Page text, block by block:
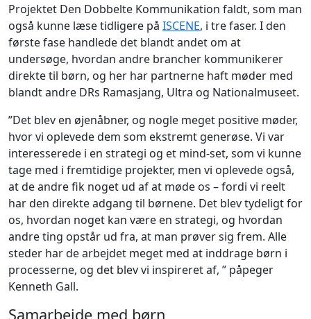
Projektet Den Dobbelte Kommunikation faldt, som man
også kunne læse tidligere på ISCENE, i tre faser. I den
første fase handlede det blandt andet om at
undersøge, hvordan andre brancher kommunikerer
direkte til børn, og her har partnerne haft møder med
blandt andre DRs Ramasjang, Ultra og Nationalmuseet.
”Det blev en øjenåbner, og nogle meget positive møder,
hvor vi oplevede dem som ekstremt generøse. Vi var
interesserede i en strategi og et mind-set, som vi kunne
tage med i fremtidige projekter, men vi oplevede også,
at de andre fik noget ud af at møde os – fordi vi reelt
har den direkte adgang til børnene. Det blev tydeligt for
os, hvordan noget kan være en strategi, og hvordan
andre ting opstår ud fra, at man prøver sig frem. Alle
steder har de arbejdet meget med at inddrage børn i
processerne, og det blev vi inspireret af, ” påpeger
Kenneth Gall.
Samarbejde med børn